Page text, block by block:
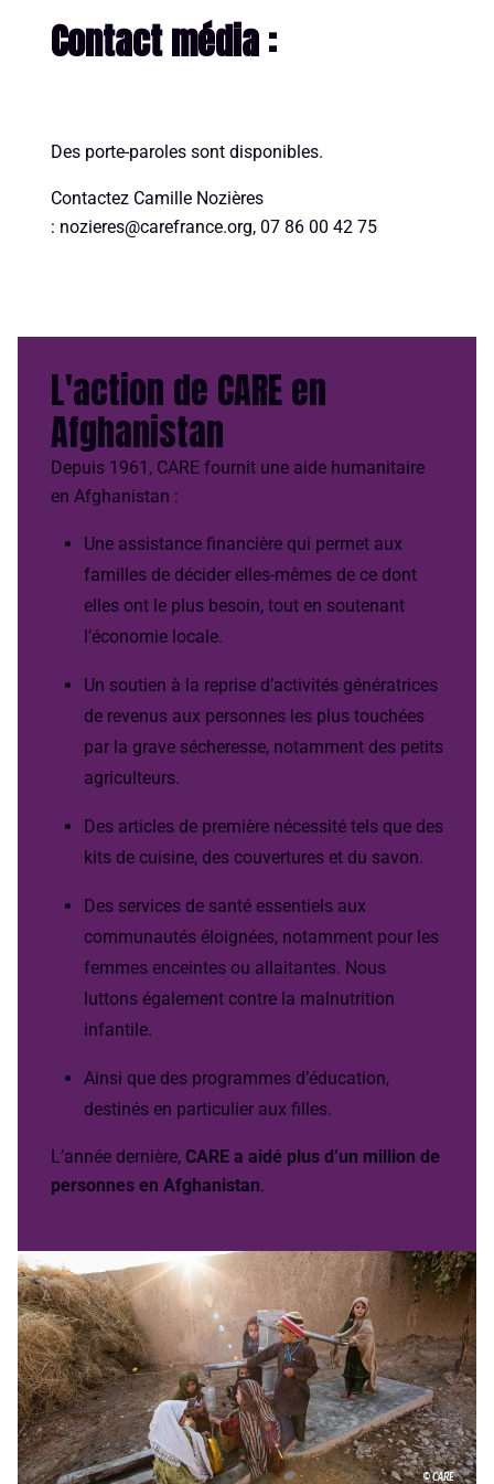
Contact média :
Des porte-paroles sont disponibles.
Contactez Camille Nozières
: nozieres@carefrance.org, 07 86 00 42 75
L'action de CARE en
Afghanistan
Depuis 1961, CARE fournit une aide humanitaire
en Afghanistan :
Une assistance financière qui permet aux
familles de décider elles-mêmes de ce dont
elles ont le plus besoin, tout en soutenant
l’économie locale.
Un soutien à la reprise d’activités génératrices
de revenus aux personnes les plus touchées
par la grave sécheresse, notamment des petits
agriculteurs.
Des articles de première nécessité tels que des
kits de cuisine, des couvertures et du savon.
Des services de santé essentiels aux
communautés éloignées, notamment pour les
femmes enceintes ou allaitantes. Nous
luttons également contre la malnutrition
infantile.
Ainsi que des programmes d’éducation,
destinés en particulier aux filles.
L’année dernière, CARE a aidé plus d’un million de
personnes en Afghanistan.
© CARE